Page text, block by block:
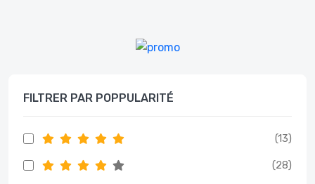
FILTRER PAR POPPULARITÉ
(13)
(28)